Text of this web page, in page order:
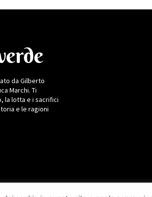
da Gilberto
Marchi. Ti
la lotta e i sacrifici
e le ragioni